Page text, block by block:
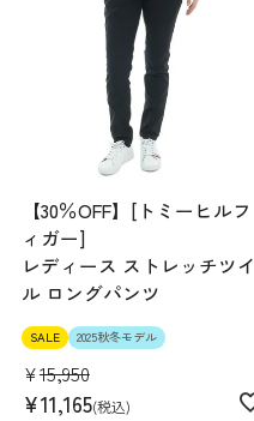
【30％OFF】[トミーヒルフ
ィガー]
レディース ストレッチツイ
ル ロングパンツ
SALE 2025秋冬モデル
¥15,950
¥11,165 税込